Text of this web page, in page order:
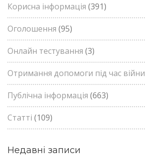
Корисна інформація (391)
Оголошення (95)
Онлайн тестування (3)
Отримання допомоги під час війни
Публічна інформація (663)
Статті (109)
Недавні записи